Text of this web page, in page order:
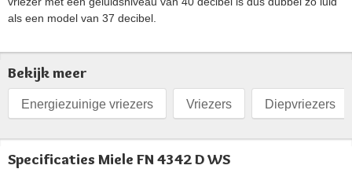
als een model van 37 decibel.
Bekijk meer
Energiezuinige vriezers Vriezers Diepvriezers
Specificaties Miele FN 4342 D WS